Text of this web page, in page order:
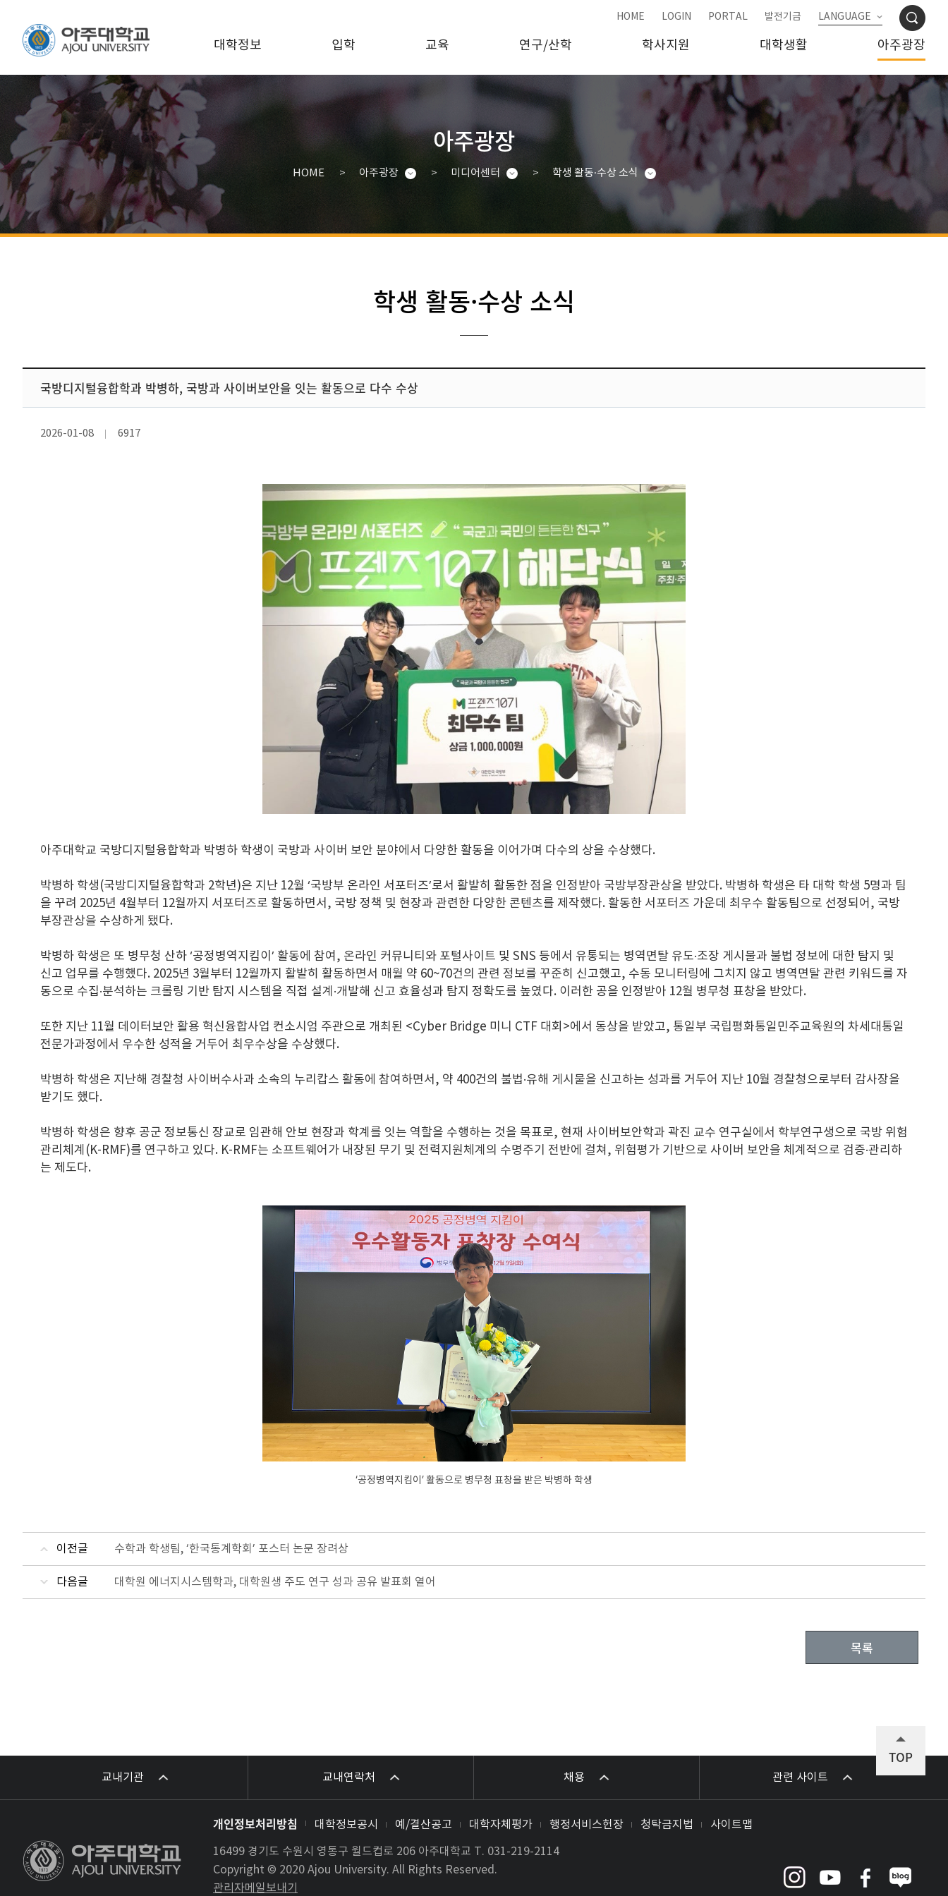
HOME LOGIN PORTAL 발전기금 LANGUAGE
대학정보 입학 교육 연구/산학 학사지원 대학생활 아주광장
아주광장
HOME 아주광장 미디어센터 학생 활동·수상 소식
학생 활동·수상 소식
국방디지털융합학과 박병하, 국방과 사이버보안을 잇는 활동으로 다수 수상
2026-01-08 6917
아주대학교 국방디지털융합학과 박병하 학생이 국방과 사이버 보안 분야에서 다양한 활동을 이어가며 다수의 상을 수상했다.
박병하 학생(국방디지털융합학과 2학년)은 지난 12월 ‘국방부 온라인 서포터즈’로서 활발히 활동한 점을 인정받아 국방부장관상을 받았다. 박병하 학생은 타 대학 학생 5명과 팀
을 꾸려 2025년 4월부터 12월까지 서포터즈로 활동하면서, 국방 정책 및 현장과 관련한 다양한 콘텐츠를 제작했다. 활동한 서포터즈 가운데 최우수 활동팀으로 선정되어, 국방
부장관상을 수상하게 됐다.
박병하 학생은 또 병무청 산하 ‘공정병역지킴이’ 활동에 참여, 온라인 커뮤니티와 포털사이트 및 SNS 등에서 유통되는 병역면탈 유도·조장 게시물과 불법 정보에 대한 탐지 및
신고 업무를 수행했다. 2025년 3월부터 12월까지 활발히 활동하면서 매월 약 60~70건의 관련 정보를 꾸준히 신고했고, 수동 모니터링에 그치지 않고 병역면탈 관련 키워드를 자
동으로 수집·분석하는 크롤링 기반 탐지 시스템을 직접 설계·개발해 신고 효율성과 탐지 정확도를 높였다. 이러한 공을 인정받아 12월 병무청 표창을 받았다.
또한 지난 11월 데이터보안 활용 혁신융합사업 컨소시엄 주관으로 개최된 <Cyber Bridge 미니 CTF 대회>에서 동상을 받았고, 통일부 국립평화통일민주교육원의 차세대통일
전문가과정에서 우수한 성적을 거두어 최우수상을 수상했다.
박병하 학생은 지난해 경찰청 사이버수사과 소속의 누리캅스 활동에 참여하면서, 약 400건의 불법·유해 게시물을 신고하는 성과를 거두어 지난 10월 경찰청으로부터 감사장을
받기도 했다.
박병하 학생은 향후 공군 정보통신 장교로 임관해 안보 현장과 학계를 잇는 역할을 수행하는 것을 목표로, 현재 사이버보안학과 곽진 교수 연구실에서 학부연구생으로 국방 위험
관리체계(K-RMF)를 연구하고 있다. K-RMF는 소프트웨어가 내장된 무기 및 전력지원체계의 수명주기 전반에 걸쳐, 위험평가 기반으로 사이버 보안을 체계적으로 검증·관리하
는 제도다.
‘공정병역지킴이’ 활동으로 병무청 표창을 받은 박병하 학생
이전글 수학과 학생팀, ‘한국통계학회’ 포스터 논문 장려상
다음글 대학원 에너지시스템학과, 대학원생 주도 연구 성과 공유 발표회 열어
목록
교내기관 교내연락처 채용 관련 사이트
개인정보처리방침 대학정보공시 예/결산공고 대학자체평가 행정서비스헌장 청탁금지법 사이트맵
16499 경기도 수원시 영통구 월드컵로 206 아주대학교 T. 031-219-2114
Copyright © 2020 Ajou University. All Rights Reserved.
관리자메일보내기
TOP